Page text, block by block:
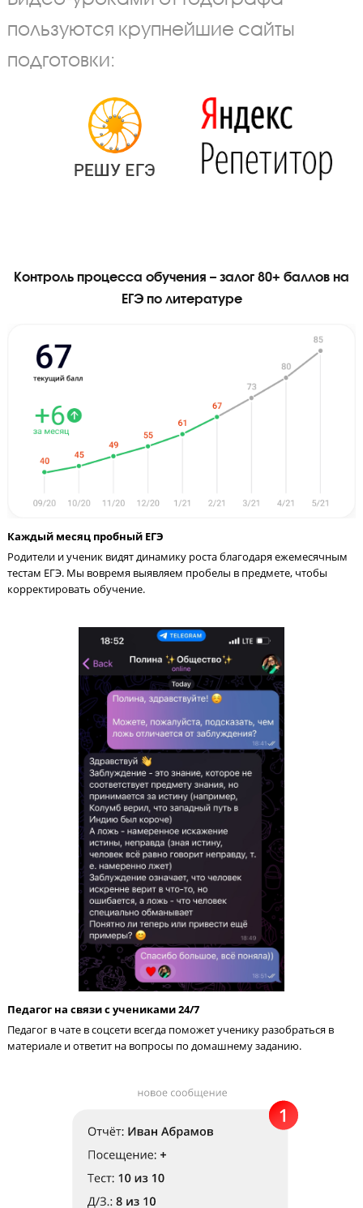
Видео-уроками от Годографа
пользуются крупнейшие сайты
подготовки:
Контроль процесса обучения – залог 80+
ЕГЭ по литературе
Каждый месяц пробный ЕГЭ
Родители и ученик видят динамику роста благодаря